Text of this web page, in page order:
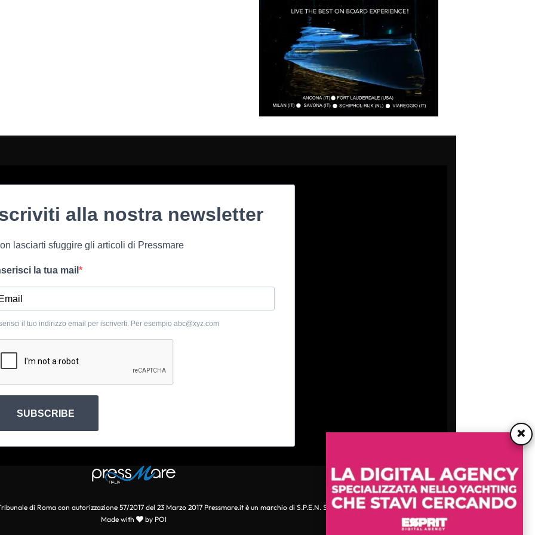
×
alla nostra newsletter
lasciarti sfuggire gli articoli di Pressmare
la tua mail
il tuo indirizzo email per iscriverti. Per esempio abc@xyz.com
SUBSCRIBE
di Roma con autorizzazione 57/2017 del 23 Marzo 2017 Pressmare.it è un marchio di S.P.E.N. Srl - P.IVA 06511641000
Made with
by POI